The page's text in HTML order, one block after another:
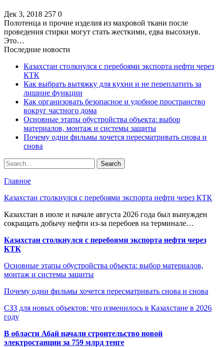
Дек 3, 2018 257 0
Полотенца и прочие изделия из махровой ткани после
проведения стирки могут стать жесткими, едва высохнув.
Это…
Последние новости
Казахстан столкнулся с перебоями экспорта нефти через
КТК
Как выбрать вытяжку для кухни и не переплатить за
лишние функции
Как организовать безопасное и удобное пространство
вокруг частного дома
Основные этапы обустройства объекта: выбор
материалов, монтаж и системы защиты
Почему одни фильмы хочется пересматривать снова и
снова
Главное
Казахстан столкнулся с перебоями экспорта нефти через КТК
Казахстан в июле и начале августа 2026 года был вынужден
сокращать добычу нефти из-за перебоев на терминале…
Казахстан столкнулся с перебоями экспорта нефти через
КТК
Основные этапы обустройства объекта: выбор материалов,
монтаж и системы защиты
Почему одни фильмы хочется пересматривать снова и снова
СЗЗ для новых объектов: что изменилось в Казахстане в 2026
году
В области Абай начали строительство новой
электростанции за 759 млрд тенге